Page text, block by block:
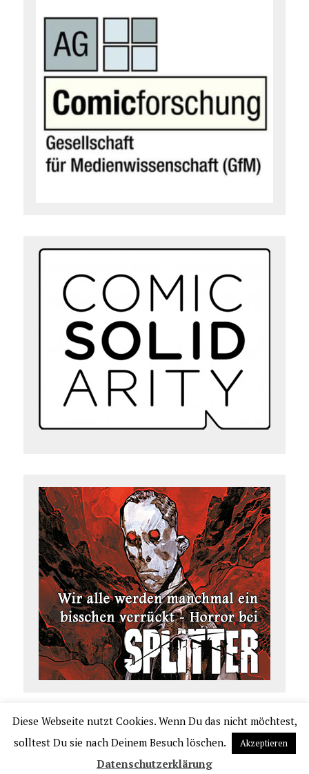
COPYRIGHT 2026 | COMIC.DE
VERLAGSAUSLIEFERUNG UND VER
TRIEB PPM
Diese Webseite nutzt Cookies. Wenn Du das nicht möchtest,
solltest Du sie nach Deinem Besuch löschen.
Akzeptieren
Datenschutzerklärung